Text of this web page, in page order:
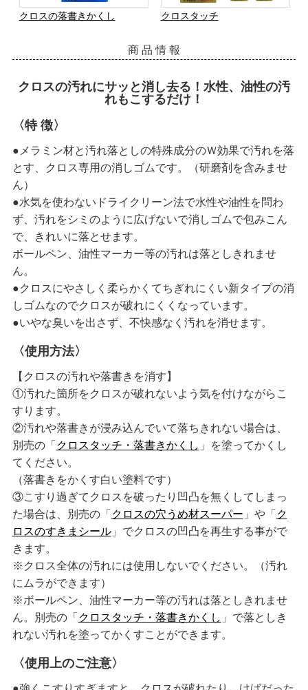
クロスの落書きかくし クロスタッチ
商 品 情 報
クロスの汚れにサッと消し去る！水性、油性の汚
れもこするだけ！
〈特 徴〉
●メラミン材と汚れ落としの特殊成分のＷ効果で汚れを落
とす、クロス専用の消しゴムです。（研磨剤を含みませ
ん）
●水気を使わないドライクリーン法で水性や油性を問わ
ず、汚れをシミのように広げないで消しゴムで包みこん
で、きれいに落とせます。
ボールペン、油性マーカー等の汚れは落としきれませ
ん。
●クロスにやさしく柔らかくてちぎれにくい新タイプの消
しゴムなのでクロスが破れにくくなっています。
●いやな臭いを出さず、不快感なく汚れを消せます。
〈使用方法〉
【クロスの汚れや落書きを消す】
①汚れた箇所をクロスが破れないよう気を付けながらこ
すります。
②汚れや落書きが浸み込んでいて落ちきれない場合は、
別売の「 クロスタッチ・落書きかくし 」を塗ってかくし
てください。
（落書きをかくす白い塗料です）
③こすり過ぎてクロスを破ったり凹凸を無くしてしまっ
た場合は、別売の「 クロスの穴うめ材スーパー 」や「 ク
ロスのすきまシール」でクロスの凹凸を再生する事がで
きます。
※クロス全体の汚れには使用しないでください。（汚れ
にムラができます）
※ボールペン、油性マーカー等の汚れは落としきれませ
ん。別売の「 クロスタッチ・落書きかくし 」で落としき
れない汚れを塗ってかくすことができます。
〈使用上のご注意〉